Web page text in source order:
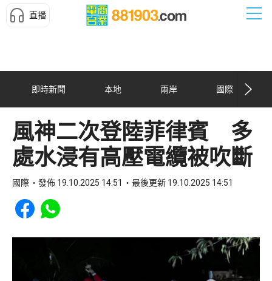
直播
即時新聞 本地 兩岸 國際
風神二次登陸菲律賓 多
處水浸有高壓電纜被吹斷
國際 發佈 19.10.2025 14:51 最後更新 19.10.2025 14:51
Share to Facebook
Share to WhatsApp